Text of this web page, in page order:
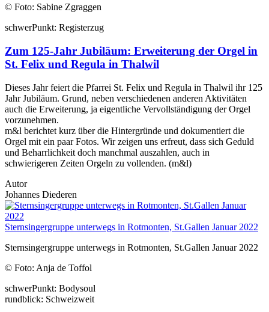
© Foto: Sabine Zgraggen
schwerPunkt: Registerzug
Zum 125-Jahr Jubiläum: Erweiterung der Orgel in
St. Felix und Regula in Thalwil
Dieses Jahr feiert die Pfarrei St. Felix und Regula in Thalwil ihr 125
Jahr Jubiläum. Grund, neben verschiedenen anderen Aktivitäten
auch die Erweiterung, ja eigentliche Vervollständigung der Orgel
vorzunehmen.
m&l berichtet kurz über die Hintergründe und dokumentiert die
Orgel mit ein paar Fotos. Wir zeigen uns erfreut, dass sich Geduld
und Beharrlichkeit doch manchmal auszahlen, auch in
schwierigeren Zeiten Orgeln zu vollenden. (m&l)
Autor
Johannes Diederen
Sternsingergruppe unterwegs in Rotmonten, St.Gallen Januar 2022
Sternsingergruppe unterwegs in Rotmonten, St.Gallen Januar 2022
© Foto: Anja de Toffol
schwerPunkt: Bodysoul
rundblick: Schweizweit